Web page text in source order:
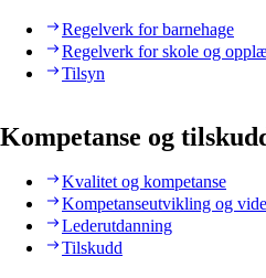
Regelverk for barnehage
Regelverk for skole og
Tilsyn
Kompetanse og
Kvalitet og kompetanse
Kompetanseutvikling og
Lederutdanning
Tilskudd